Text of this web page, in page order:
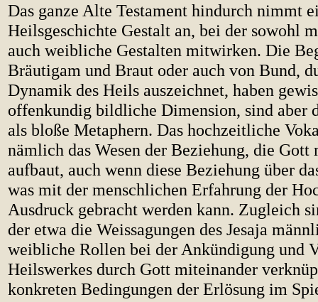
Das ganze Alte Testament hindurch nimmt
Heilsgeschichte Gestalt an, bei der sowohl
auch weibliche Gestalten mitwirken. Die
Bräutigam und Braut oder auch von Bund,
Dynamik des Heils auszeichnet, haben
offenkundig bildliche Dimension, sind aber
als bloße Metaphern. Das hochzeitliche
nämlich das Wesen der Beziehung, die
aufbaut, auch wenn diese Beziehung über
was mit der menschlichen Erfahrung der
Ausdruck gebracht werden kann. Zugleich
der etwa die Weissagungen des Jesaja
weibliche Rollen bei der Ankündigung und
Heilswerkes durch Gott miteinander
konkreten Bedingungen der Erlösung im